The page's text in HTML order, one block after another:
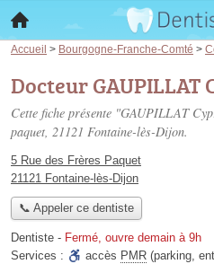
Accueil > Bourgogne-Franche-Comté >
Docteur GAUPILLAT
Cette fiche présente "GAUPILLAT
paquet, 21121 Fontaine-lès-Dijon.
5 Rue des Frères Paquet
21121 Fontaine-lès-Dijon
📞 Appeler ce dentiste
Dentiste - Fermé, ouvre demain à 9h
Services :
accès PMR (parking,